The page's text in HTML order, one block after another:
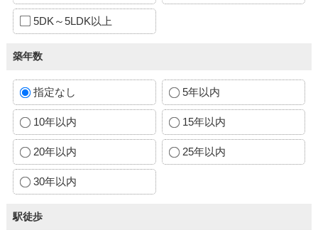
5DK～5LDK以上
築年数
指定なし 5年以内
10年以内 15年以内
20年以内 25年以内
30年以内
駅徒歩